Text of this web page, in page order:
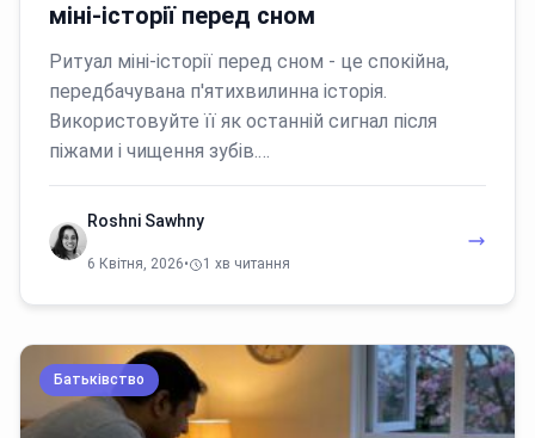
міні-історії перед сном
Ритуал міні-історії перед сном - це спокійна,
передбачувана п'ятихвилинна історія.
Використовуйте її як останній сигнал після
піжами і чищення зубів.…
Roshni Sawhny
6 Квітня, 2026• 1 хв читання
Батьківство